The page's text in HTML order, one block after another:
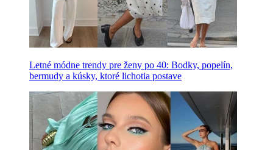
Letné módne trendy pre ženy po 40: Bodky, popelín,
bermudy a kúsky, ktoré lichotia postave